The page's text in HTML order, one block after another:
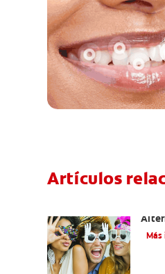
Artículos